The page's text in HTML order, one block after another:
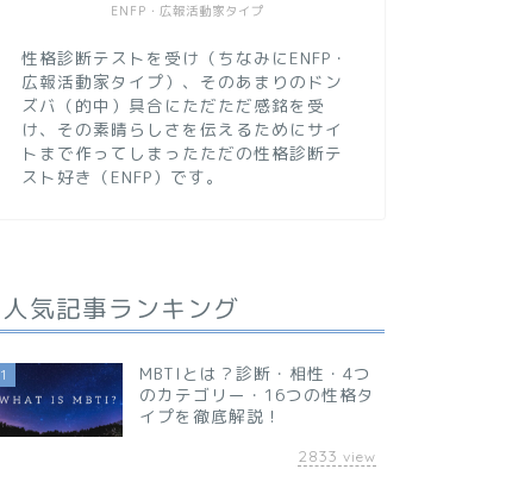
ENFP・広報活動家タイプ
性格診断テストを受け（ちなみにENFP・
広報活動家タイプ）、そのあまりのドン
ズバ（的中）具合にただただ感銘を受
け、その素晴らしさを伝えるためにサイ
トまで作ってしまったただの性格診断テ
スト好き（ENFP）です。
人気記事ランキング
1
MBTIとは？診断・相性・4つ
のカテゴリー・16つの性格タ
イプを徹底解説！
2833 view